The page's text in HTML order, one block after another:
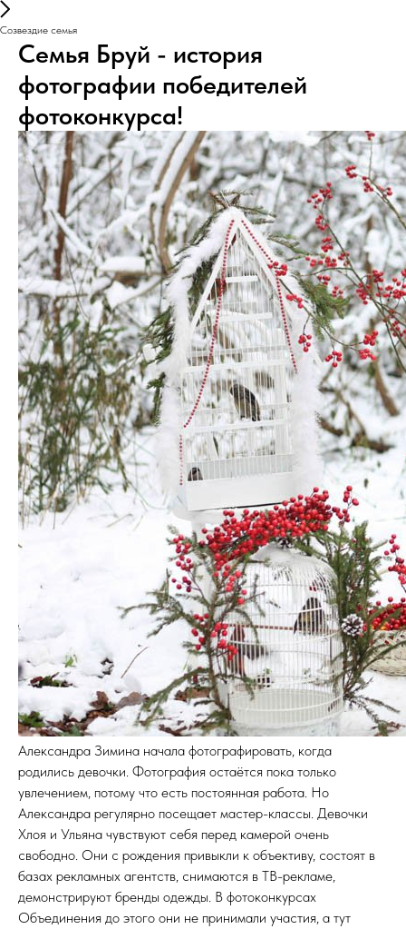
Созвездие семья
Семья Бруй - история
фотографии победителей
фотоконкурса!
Александра Зимина начала фотографировать, когда
родились девочки. Фотография остаётся пока только
увлечением, потому что есть постоянная работа. Но
Александра регулярно посещает мастер-классы. Девочки
Хлоя и Ульяна чувствуют себя перед камерой очень
свободно. Они с рождения привыкли к объективу, состоят в
базах рекламных агентств, снимаются в ТВ-рекламе,
демонстрируют бренды одежды. В фотоконкурсах
Объединения до этого они не принимали участия, а тут